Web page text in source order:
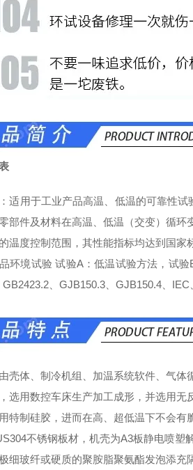
适用于工业产品高温、低温的可靠性
部件及材料在高温、低温（交变）循环
温度控制范围，其性能指标均达到国
品环境试验 试验A：低温试验方法，试
、GJB150.3、GJB150.4、IEC
壳体、制冷机组、加温系统软件、气体
选用数控车床生产加工成形，并选用无
特制硅胶，进而在高、超低温下不会有
不锈钢板材，机壳为A3板静电喷塑
细玻纤或硬质的聚胺脂聚氨酯发泡添充